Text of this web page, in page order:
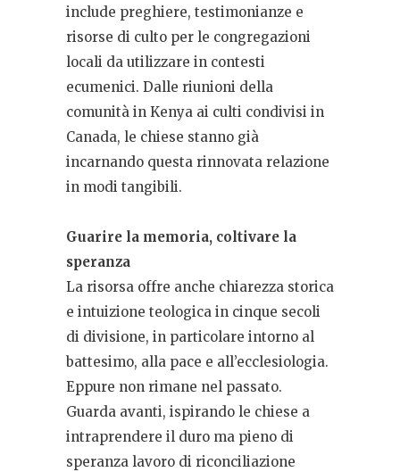
include preghiere, testimonianze e
risorse di culto per le congregazioni
locali da utilizzare in contesti
ecumenici. Dalle riunioni della
comunità in Kenya ai culti condivisi in
Canada, le chiese stanno già
incarnando questa rinnovata relazione
in modi tangibili.
Guarire la memoria, coltivare la
speranza
La risorsa offre anche chiarezza storica
e intuizione teologica in cinque secoli
di divisione, in particolare intorno al
battesimo, alla pace e all’ecclesiologia.
Eppure non rimane nel passato.
Guarda avanti, ispirando le chiese a
intraprendere il duro ma pieno di
speranza lavoro di riconciliazione